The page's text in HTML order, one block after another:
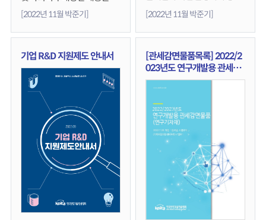
았습니다.관련 문의사항은 정
[2022년 11월 박준기]
한가?- 혁신 현장 참여자의 동
점 중심의내용을 담았습니다.
관련 문의사항은 정책연구팀
박준기 과장(9074)에게 연락
부탁드립니다.
[2022년 11월 박준기]
기업 R&D 지원제도 안내서
[관세감면물품목록] 2022/2
023년도 연구개발용 관세감
면물품(연구기자재)